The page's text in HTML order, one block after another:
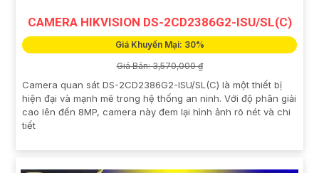
CAMERA HIKVISION DS-2CD2386G2-ISU/SL(C)
Giá Khuyến Mại: 30%
Giá Bán: 3,570,000 ₫
Camera quan sát DS-2CD2386G2-ISU/SL(C) là một thiết bị
hiện đại và mạnh mẽ trong hệ thống an ninh. Với độ phân giải
cao lên đến 8MP, camera này đem lại hình ảnh rõ nét và chi
tiết